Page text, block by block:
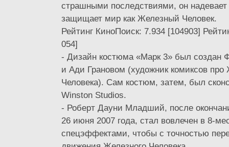
страшными последствиями, он
защищает мир как Железный Человек.
Рейтинг КиноПоиск: 7.934 [104903]
054]
- Дизайн костюма «Марк 3» был создан
и Ади Грановом (художник комиксов про
Человека). Сам костюм, затем, был
Winston Studios.
- Роберт Дауни Младший, после
26 июня 2007 года, стал вовлечен в 8-
спецэффектами, чтобы с точностью